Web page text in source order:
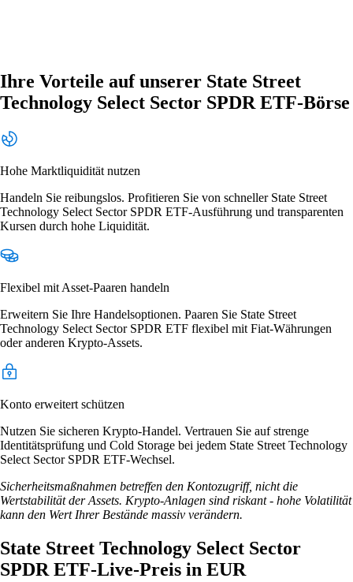
Ihre Vorteile auf unserer State Street
Technology Select Sector SPDR ETF-Börse
Hohe Marktliquidität nutzen
Handeln Sie reibungslos. Profitieren Sie von schneller State Street
Technology Select Sector SPDR ETF-Ausführung und transparenten
Kursen durch hohe Liquidität.
Flexibel mit Asset-Paaren handeln
Erweitern Sie Ihre Handelsoptionen. Paaren Sie State Street
Technology Select Sector SPDR ETF flexibel mit Fiat-Währungen
oder anderen Krypto-Assets.
Konto erweitert schützen
Nutzen Sie sicheren Krypto-Handel. Vertrauen Sie auf strenge
Identitätsprüfung und Cold Storage bei jedem State Street Technology
Select Sector SPDR ETF-Wechsel.
Sicherheitsmaßnahmen betreffen den Kontozugriff, nicht die
Wertstabilität der Assets. Krypto-Anlagen sind riskant - hohe Volatilität
kann den Wert Ihrer Bestände massiv verändern.
State Street Technology Select Sector
SPDR ETF-Live-Preis in EUR